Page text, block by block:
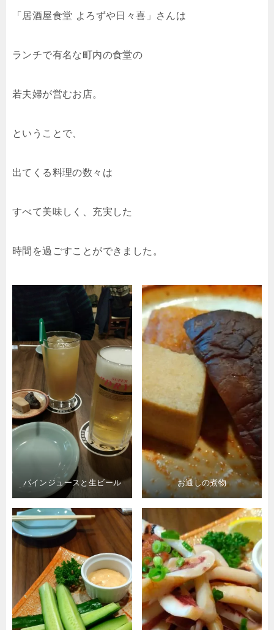
「居酒屋食堂 よろずや日々喜」さんは
ランチで有名な町内の食堂の
若夫婦が営むお店。
ということで、
出てくる料理の数々は
すべて美味しく、充実した
時間を過ごすことができました。
パインジュースと生ビール お通しの煮物